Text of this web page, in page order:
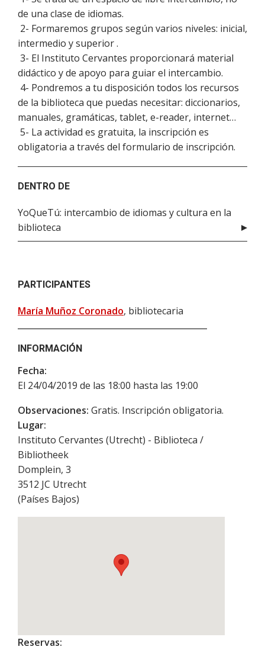
de una clase de idiomas.
2- Formaremos grupos según varios niveles: inicial,
intermedio y superior .
3- El Instituto Cervantes proporcionará material
didáctico y de apoyo para guiar el intercambio.
4- Pondremos a tu disposición todos los recursos
de la biblioteca que puedas necesitar: diccionarios,
manuales, gramáticas, tablet, e-reader, internet…
5- La actividad es gratuita, la inscripción es
obligatoria a través del formulario de inscripción.
DENTRO DE
YoQueTú: intercambio de idiomas y cultura en la
biblioteca
PARTICIPANTES
María Muñoz Coronado, bibliotecaria
INFORMACIÓN
Fecha:
El 24/04/2019 de las 18:00 hasta las 19:00
Observaciones: Gratis. Inscripción obligatoria.
Lugar:
Instituto Cervantes (Utrecht) - Biblioteca /
Bibliotheek
Domplein, 3
3512 JC Utrecht
(Países Bajos)
Reservas: